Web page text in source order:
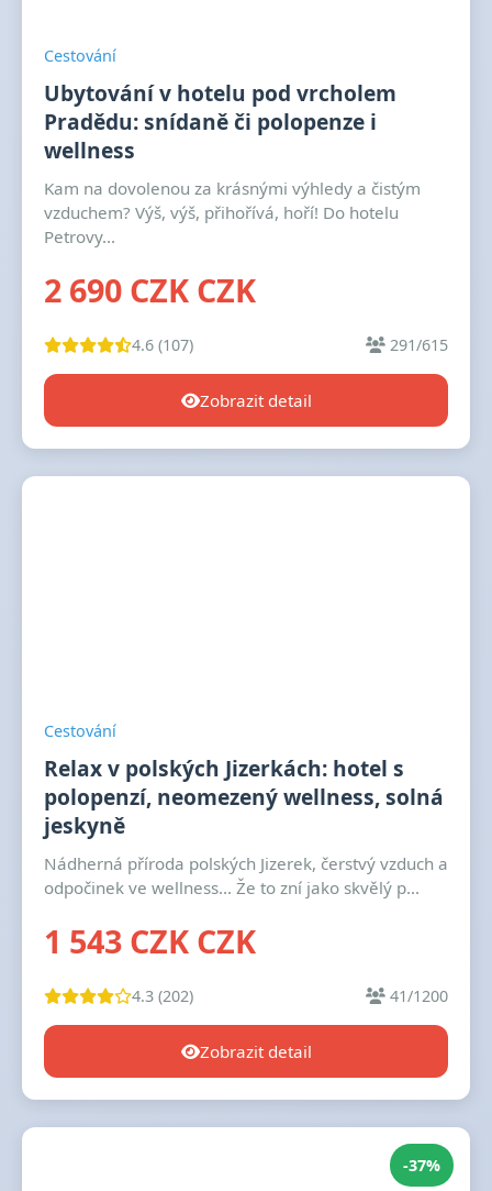
Cestování
Ubytování v hotelu pod vrcholem
Pradědu: snídaně či polopenze i
wellness
Kam na dovolenou za krásnými výhledy a čistým
vzduchem? Výš, výš, přihořívá, hoří! Do hotelu
Petrovy...
2 690 CZK CZK
4.6 (107) 291/615
Zobrazit detail
Cestování
Relax v polských Jizerkách: hotel s
polopenzí, neomezený wellness, solná
jeskyně
Nádherná příroda polských Jizerek, čerstvý vzduch a
odpočinek ve wellness... Že to zní jako skvělý p...
1 543 CZK CZK
4.3 (202) 41/1200
Zobrazit detail
-37%